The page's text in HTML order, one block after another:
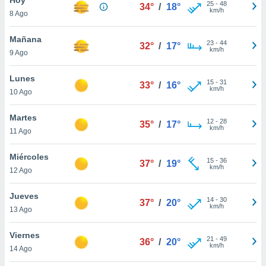
y
en
más
de
8 Ago
34° / 18° 25- 48
km/h
Mañana
9 Ago
32° / 17° 23- 44
km/h
Lunes
10 Ago
33° / 16° 15- 31
km/h
Martes
11 Ago
35° / 17° 12- 28
km/h
Miércoles
12 Ago
37° / 19° 15- 36
km/h
Jueves
13 Ago
37° / 20° 14- 30
km/h
Viernes
14 Ago
36° / 20° 21 - 49
km/h